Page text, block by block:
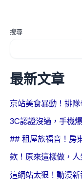
搜尋
最新文章
京站美食暴動！排
3C認證沒過，手機
## 租屋族福音！房
欸！原來這樣做，人
這網站太狠！動漫